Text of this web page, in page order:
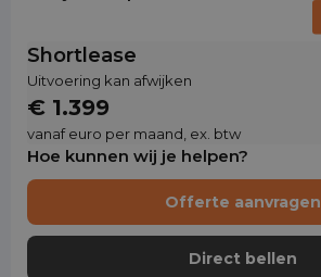
Shortlease
Uitvoering kan afwijken
€ 1.399
vanaf euro per maand, ex. btw
Hoe kunnen wij je helpen?
Offerte aanvragen
Direct bellen